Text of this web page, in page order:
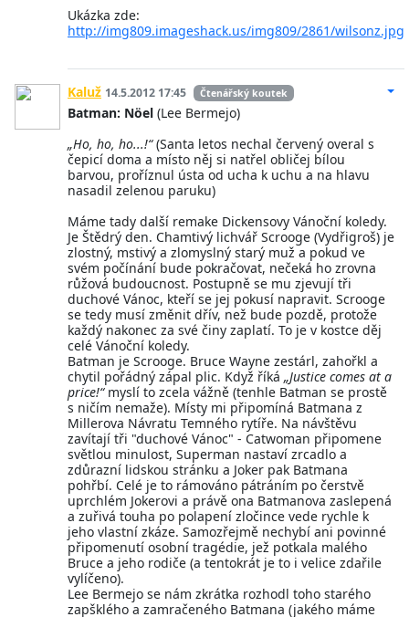
Ukázka zde:
http://img809.imageshack.us/img809/2861/wilsonz.jpg
Kaluž 14.5.2012 17:45 Čtenářský koutek
Batman: Nöel (Lee Bermejo)
„Ho, ho, ho...!“(Santa letos nechal červený overal s
čepicí doma a místo něj si natřel obličej bílou
barvou, proříznul ústa od ucha k uchu a na hlavu
nasadil zelenou paruku)
Máme tady další remake Dickensovy Vánoční koledy.
Je Štědrý den. Chamtivý lichvář Scrooge (Vydřigroš) je
zlostný, mstivý a zlomyslný starý muž a pokud ve
svém počínání bude pokračovat, nečeká ho zrovna
růžová budoucnost. Postupně se mu zjevují tři
duchové Vánoc, kteří se jej pokusí napravit. Scrooge
se tedy musí změnit dřív, než bude pozdě, protože
každý nakonec za své činy zaplatí. To je v kostce děj
celé Vánoční koledy.
Batman je Scrooge. Bruce Wayne zestárl, zahořkl a
chytil pořádný zápal plic. Když říká „Justice comes at a
price!“myslí to zcela vážně (tenhle Batman se prostě
s ničím nemaže). Místy mi připomíná Batmana z
Millerova Návratu Temného rytíře. Na návštěvu
zavítají tři "duchové Vánoc" - Catwoman připomene
světlou minulost, Superman nastaví zrcadlo a
zdůrazní lidskou stránku a Joker pak Batmana
pohřbí. Celé je to rámováno pátráním po čerstvě
uprchlém Jokerovi a právě ona Batmanova zaslepená
a zuřivá touha po polapení zločince vede rychle k
jeho vlastní zkáze. Samozřejmě nechybí ani povinné
připomenutí osobní tragédie, jež potkala malého
Bruce a jeho rodiče (a tentokrát je to i velice zdařile
vylíčeno).
Lee Bermejo se nám zkrátka rozhodl toho starého
zapšklého a zamračeného Batmana (jakého máme